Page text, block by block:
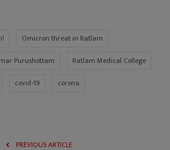
Omicron threat in Ratlam
Purushottam
Ratlam Medical College
covid-19 corona
PREVIOUS ARTICLE